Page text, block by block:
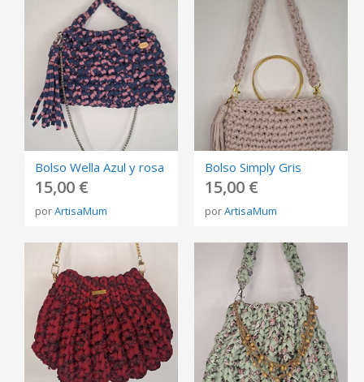
Bolso Wella Azul y rosa
15,00 €
porArtisaMum
Bolso Simply Gris
15,00 €
porArtisaMum